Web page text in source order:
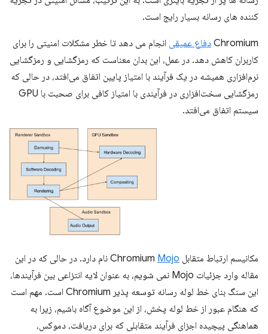
کننده های رسانه بسیار رایج است.
Chromium دفاع عمیقی انجام می دهد تا خطر مشکلات امنیتی را برای
کاربران کاهش دهد. در عمل، این بدان معناست که رمزگشایی و رمزگشایی
نرم‌افزاری همیشه در یک فرآیند با امتیاز پایین اتفاق می‌افتد، در حالی که
رمزگشایی سخت‌افزاری در فرآیندی با امتیاز کافی برای صحبت با GPU
سیستم اتفاق می‌افتد.
مکانیسم ارتباط متقابل Chromium Mojo
نام دارد. در حالی که در این
مقاله وارد جزئیات Mojo نمی شویم، به عنوان لایه انتزاعی بین فرآیندها،
این سنگ بنای خط لوله رسانه توسعه پذیر Chromium است. مهم است
که هنگام عبور از خط لوله پخش، از این موضوع آگاه باشیم، زیرا به
هماهنگی پیچیده اجزای فرآیند متقابلی که برای دریافت، دموکس،